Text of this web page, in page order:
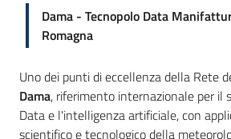
Dama - Tecnopolo Data
Romagna
Uno dei punti di eccellenza della Rete
Dama, riferimento internazionale per il
Data e l'intelligenza artificiale, con
scientifico e tecnologico della